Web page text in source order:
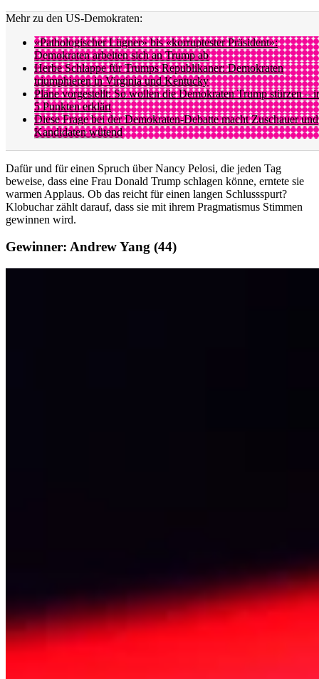
Mehr zu den US-Demokraten:
«Pathologischer Lügner» bis «korruptester Präsident»:
Demokraten arbeiten sich an Trump ab
Herbe Schlappe für Trumps Republikaner: Demokraten
triumphieren in Virginia und Kentucky
Pläne vorgestellt: So wollen die Demokraten Trump stürzen –
5 Punkten erklärt
Diese Frage bei der Demokraten-Debatte macht Zuschauer und
Kandidaten wütend
Dafür und für einen Spruch über Nancy Pelosi, die jeden Tag
beweise, dass eine Frau Donald Trump schlagen könne, erntete sie
warmen Applaus. Ob das reicht für einen langen Schlussspurt?
Klobuchar zählt darauf, dass sie mit ihrem Pragmatismus Stimmen
gewinnen wird.
Gewinner: Andrew Yang (44)